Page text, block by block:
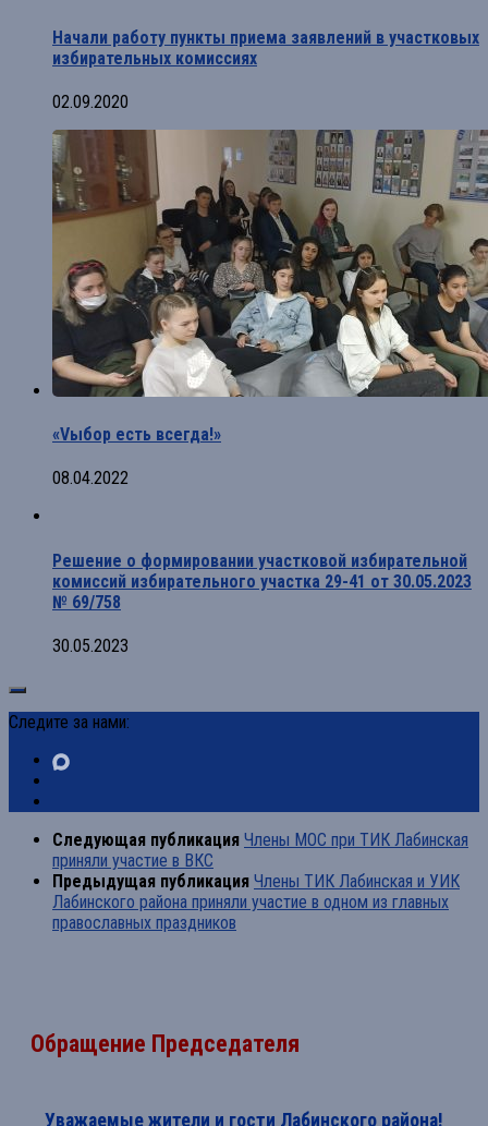
Начали работу пункты приема заявлений в участковых
избирательных комиссиях
02.09.2020
«Vыбор есть всегда!»
08.04.2022
Решение о формировании участковой избирательной
комиссий избирательного участка 29-41 от 30.05.2023
№ 69/758
30.05.2023
Следите за нами:
Следующая публикация Члены МОС при ТИК Лабинская
приняли участие в ВКС
Предыдущая публикация Члены ТИК Лабинская и УИК
Лабинского района приняли участие в одном из главных
православных праздников
Обращение Председателя
Уважаемые жители и гости Лабинского района!